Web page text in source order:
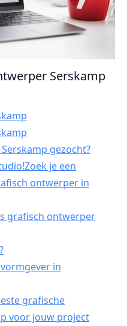
Serskamp
gezocht?
je een
ontwerper in
grafisch ontwerper
in
grafische
voor jouw project